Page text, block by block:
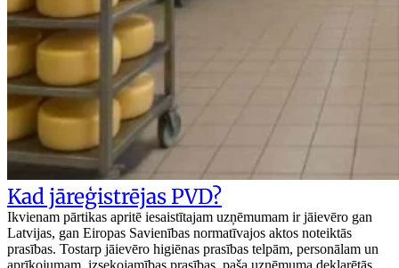
Kad jāreģistrējas PVD?
Ikvienam pārtikas apritē iesaistītajam uzņēmumam ir jāievēro gan
Latvijas, gan Eiropas Savienības normatīvajos aktos noteiktās
prasības. Tostarp jāievēro higiēnas prasības telpām, personālam un
aprīkojumam, izsekojamības prasības, paša uzņēmuma deklarētās